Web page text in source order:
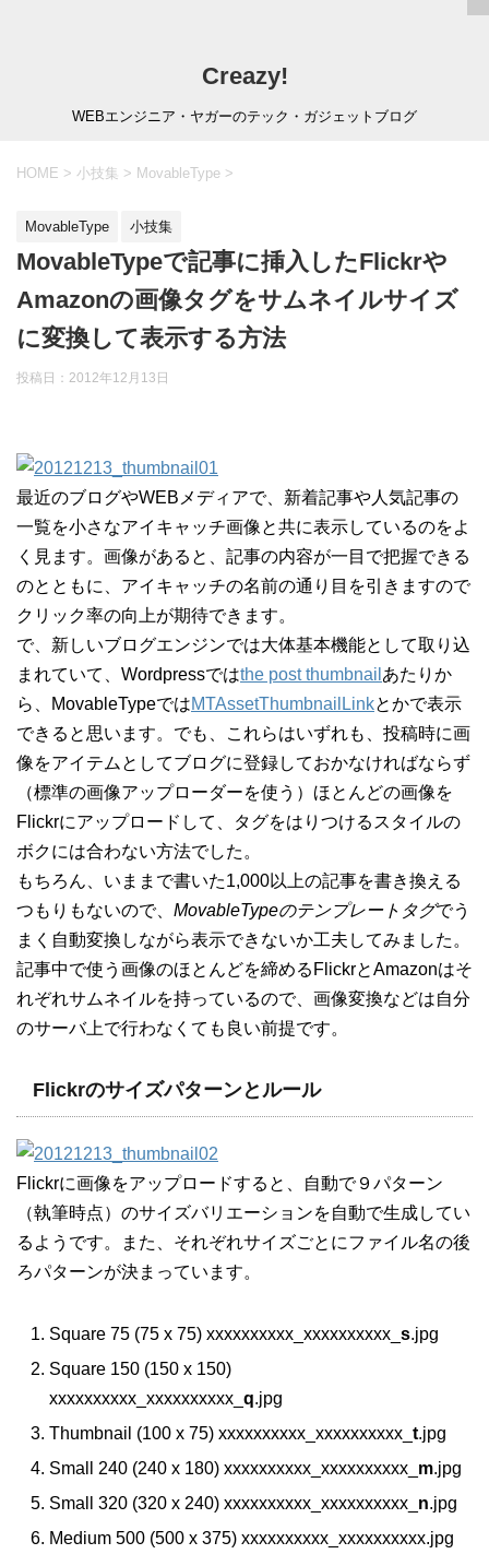
Creazy!
WEBエンジニア・ヤガーのテック・ガジェットブログ
HOME > 小技集 > MovableType >
MovableType 小技集
MovableTypeで記事に挿入したFlickrや
Amazonの画像タグをサムネイルサイズ
に変換して表示する方法
投稿日： 2012年12月13日
最近のブログやWEBメディアで、新着記事や人気記事の
一覧を小さなアイキャッチ画像と共に表示しているのをよ
く見ます。画像があると、記事の内容が一目で把握できる
のとともに、アイキャッチの名前の通り目を引きますので
クリック率の向上が期待できます。
で、新しいブログエンジンでは大体基本機能として取り込
まれていて、Wordpressではthe post thumbnail あたりか
ら、MovableTypeではMTAssetThumbnailLinkとかで表示
できると思います。でも、これらはいずれも、投稿時に画
像をアイテムとしてブログに登録しておかなければならず
（標準の画像アップローダーを使う）ほとんどの画像を
Flickrにアップロードして、タグをはりつけるスタイルの
ボクには合わない方法でした。
もちろん、いままで書いた1,000以上の記事を書き換える
つもりもないので、 MovableTypeのテンプレートタグでう
まく自動変換しながら表示できないか工夫してみました。
記事中で使う画像のほとんどを締めるFlickrとAmazonはそ
れぞれサムネイルを持っているので、画像変換などは自分
のサーバ上で行わなくても良い前提です。
Flickrのサイズパターンとルール
Flickrに画像をアップロードすると、自動で９パターン
（執筆時点）のサイズバリエーションを自動で生成してい
るようです。また、それぞれサイズごとにファイル名の後
ろパターンが決まっています。
Square 75 (75 x 75) xxxxxxxxxx_xxxxxxxxxx_ s.jpg
Square 150 (150 x 150)
xxxxxxxxxx_xxxxxxxxxx_ q.jpg
Thumbnail (100 x 75) xxxxxxxxxx_xxxxxxxxxx_ t.jpg
Small 240 (240 x 180) xxxxxxxxxx_xxxxxxxxxx_ m.jpg
Small 320 (320 x 240) xxxxxxxxxx_xxxxxxxxxx_ n.jpg
Medium 500 (500 x 375) xxxxxxxxxx_xxxxxxxxxx.jpg